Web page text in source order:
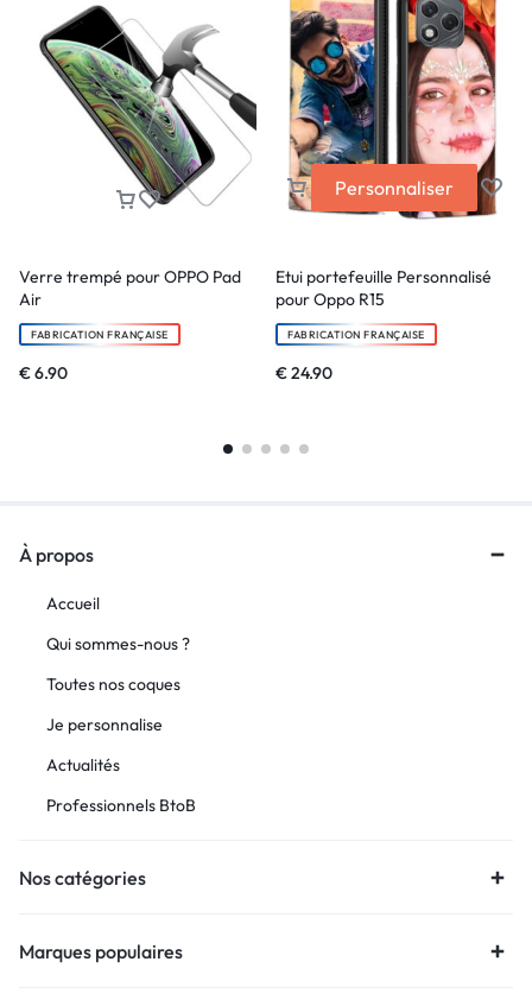
Verre trempé pour OPPO Pad
Air
FABRICATION FRANÇAISE
€6.90
Personnaliser
Etui portefeuille Personnalisé
pour Oppo R15
FABRICATION FRANÇAISE
€24.90
À propos
Accueil
Qui sommes-nous ?
Toutes nos coques
Je personnalise
Actualités
Professionnels BtoB
Nos catégories
Marques populaires